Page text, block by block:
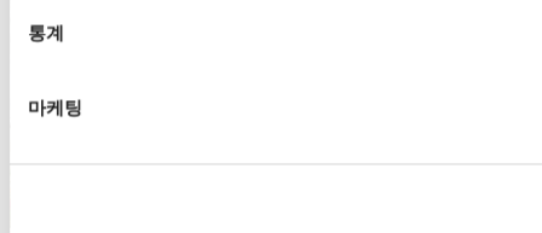
통계
마케팅